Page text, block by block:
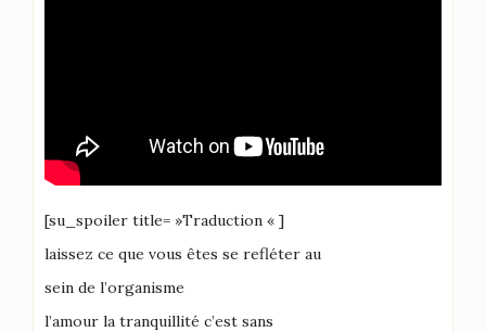
[su_spoiler title= »Traduction « ]
laissez ce que vous êtes se refléter au
sein de l’organisme
l’amour la tranquillité c’est sans